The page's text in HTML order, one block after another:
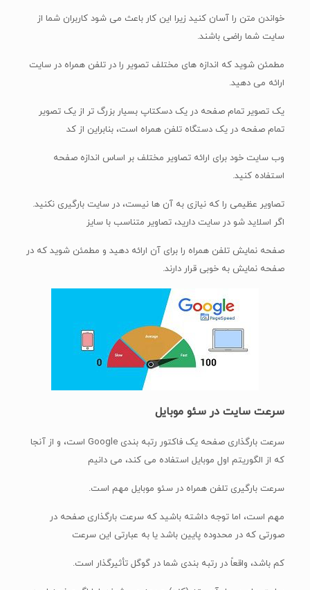
خواندن متن را آسان کنید زیرا این کار باعث می شود کاربران شما از
سایت شما راضی باشند.
مطمئن شوید که اندازه های مختلف تصویر را در تلفن همراه در سایت
ارائه می دهید.
یک تصویر تمام صفحه در یک دسکتاپ بسیار بزرگ تر از یک تصویر
تمام صفحه در یک دستگاه تلفن همراه است، بنابراین از کد
وب سایت خود برای ارائه تصاویر مختلف بر اساس اندازه صفحه
استفاده کنید.
تصاویر عظیمی را که نیازی به آن ها نیست، در سایت بارگیری نکنید.
اگر اسلاید شو در سایت دارید، تصاویر متناسب با سایز
صفحه نمایش تلفن همراه را برای آن ارائه دهید و مطمئن شوید که در
صفحه نمایش به خوبی قرار دارند.
سرعت سایت در سئو موبایل
سرعت بارگذاری صفحه یک فاکتور رتبه بندی Google است، و از آنجا
که از الگوریتم اول موبایل استفاده می کند، می دانیم
سرعت بارگیری تلفن همراه در سئو موبایل مهم است.
مهم است، اما توجه داشته باشید که سرعت بارگذاری صفحه در
صورتی که در محدوده پایین باشد یا به عبارتی این سرعت
کم باشد، واقعاً در رتبه بندی شما در گوگل تأثیرگذار است.